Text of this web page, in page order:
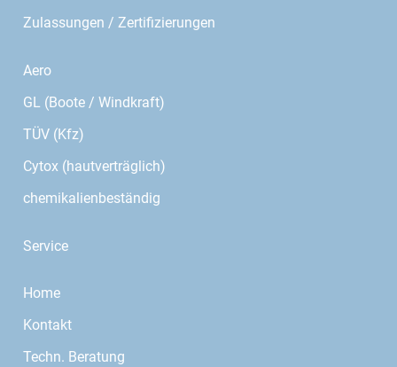
Zulassungen / Zertifizierungen
Aero
GL (Boote / Windkraft)
TÜV (Kfz)
Cytox (hautverträglich)
chemikalienbeständig
Service
Home
Kontakt
Techn. Beratung